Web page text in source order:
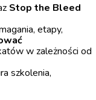
Stop the Bleed
etapy,
w zależności od
szkolenia,